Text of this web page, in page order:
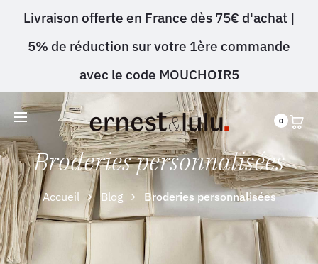
Livraison offerte en France dès 75€ d'achat |
5% de réduction sur votre 1ère commande
avec le code MOUCHOIR5
0
Broderies personnalisées
Accueil Blog Broderies personnalisées